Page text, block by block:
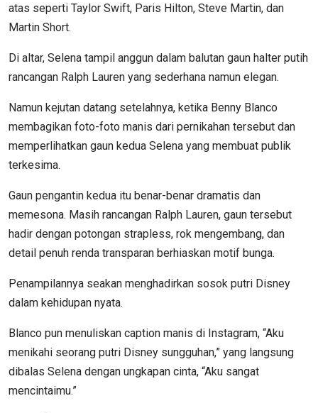
atas seperti Taylor Swift, Paris Hilton, Steve Martin, dan
Martin Short.
Di altar, Selena tampil anggun dalam balutan gaun halter putih
rancangan Ralph Lauren yang sederhana namun elegan.
Namun kejutan datang setelahnya, ketika Benny Blanco
membagikan foto-foto manis dari pernikahan tersebut dan
memperlihatkan gaun kedua Selena yang membuat publik
terkesima.
Gaun pengantin kedua itu benar-benar dramatis dan
memesona. Masih rancangan Ralph Lauren, gaun tersebut
hadir dengan potongan strapless, rok mengembang, dan
detail penuh renda transparan berhiaskan motif bunga.
Penampilannya seakan menghadirkan sosok putri Disney
dalam kehidupan nyata.
Blanco pun menuliskan caption manis di Instagram, “Aku
menikahi seorang putri Disney sungguhan,” yang langsung
dibalas Selena dengan ungkapan cinta, “Aku sangat
mencintaimu.”